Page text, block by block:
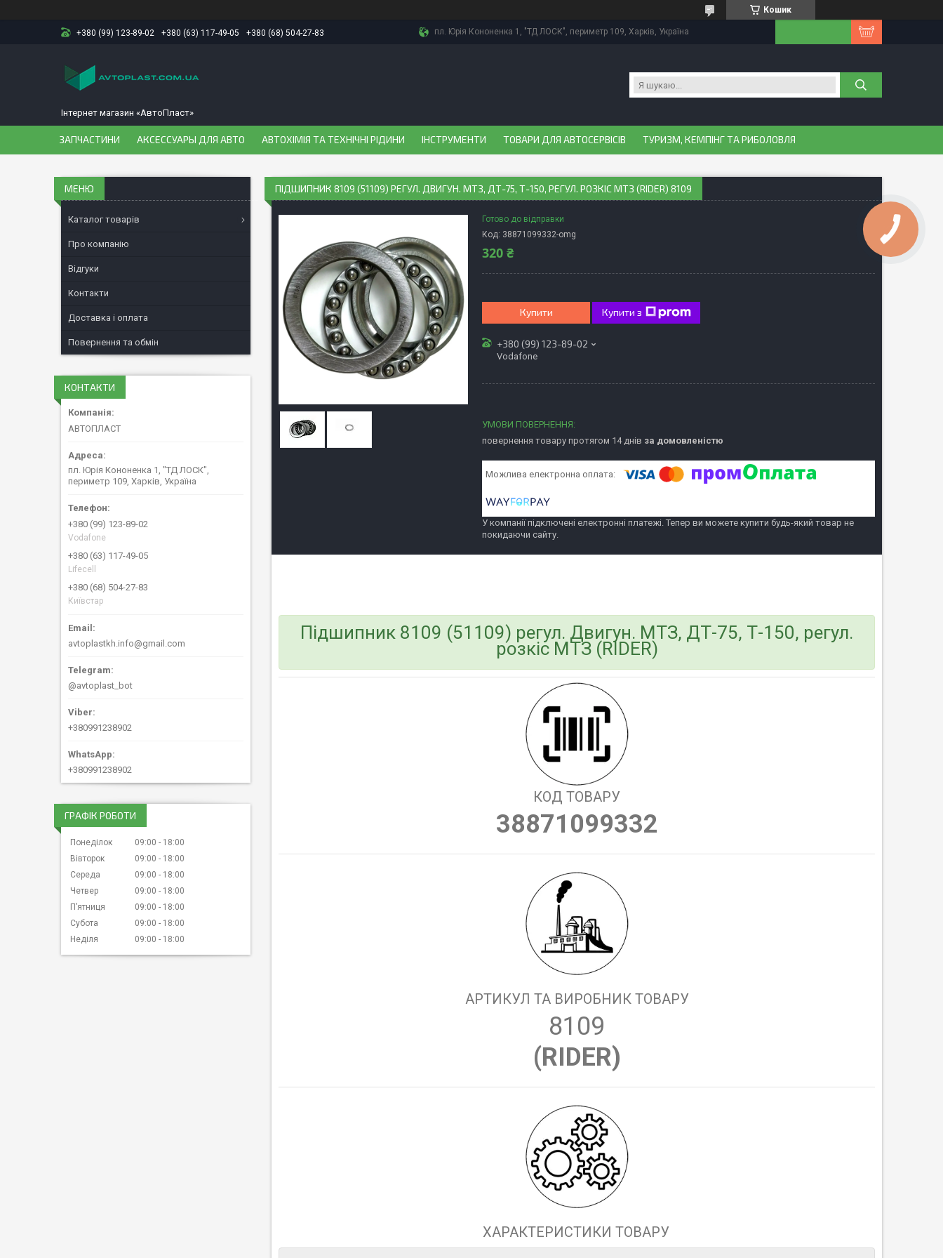
Кошик
+380 (99) 123-89-02 +380 (63) 117-49-05 +380 (68) 504-27-83 пл. Юрія Кононенка 1, "ТД ЛОСК", периметр 109, Харків, Україна
Інтернет магазин «АвтоПласт»
ЗАПЧАСТИНИ АКСЕССУАРЫ ДЛЯ АВТО АВТОХІМІЯ ТА ТЕХНІЧНІ РІДИНИ ІНСТРУМЕНТИ ТОВАРИ ДЛЯ АВТОСЕРВІСІВ ТУРИЗМ, КЕМПІНГ ТА РИБОЛОВЛЯ
ПІДШИПНИК 8109 (51109) РЕГУЛ. ДВИГУН. МТЗ, ДТ-75, Т-150, РЕГУЛ. РОЗКІС МТЗ (RIDER) 8109
Готово до відправки
Код: 38871099332-omg
320 ₴
Купити Купити з
+380 (99) 123-89-02
Vodafone
повернення товару протягом 14 днів за домовленістю
У компанії підключені електронні платежі. Тепер ви можете купити будь-який товар не
покидаючи сайту.
Підшипник 8109 (51109) регул. Двигун. МТЗ, ДТ-75, Т-150, регул.
розкіс МТЗ (RIDER)
КОД ТОВАРУ
38871099332
АРТИКУЛ ТА ВИРОБНИК ТОВАРУ
8109
(RIDER)
ХАРАКТЕРИСТИКИ ТОВАРУ
Каталог товарів
Про компанію
Відгуки
Контакти
Доставка і оплата
Повернення та обмін
КОНТАКТИ
АВТОПЛАСТ
пл. Юрія Кононенка 1, "ТД ЛОСК",
периметр 109, Харків, Україна
+380 (99) 123-89-02
Vodafone
+380 (63) 117-49-05
Lifecell
+380 (68) 504-27-83
Київстар
avtoplastkh.info@gmail.com
@avtoplast_bot
+380991238902
+380991238902
ГРАФІК РОБОТИ
Понеділок 09:00
18:00
Вівторок
09:00
18:00
Середа
09:00
18:00
Четвер
09:00
18:00
Пʼятниця
09:00
18:00
Субота
09:00
18:00
Неділя
09:00 18:00